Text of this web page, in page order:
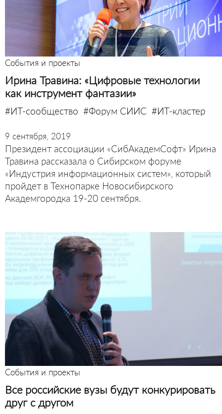
События и проекты
Ирина Травина: «Цифровые технологии
как инструмент фантазии»
#ИТ-сообщество #Форум СИИС #ИТ-кластер
9 сентября, 2019
Президент ассоциации «СибАкадемСофт» Ирина
Травина рассказала о Сибирском форуме
«Индустрия информационных систем», который
пройдет в Технопарке Новосибирского
Академгородка 19-20 сентября.
События и проекты
Все российские вузы будут конкурировать
друг с другом